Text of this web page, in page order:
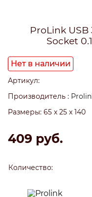
ProLink USB
Socket
Нет в наличии
Артикул:
Производитель :
Размеры: 65 x 25 x 140
409 руб.
Количество: